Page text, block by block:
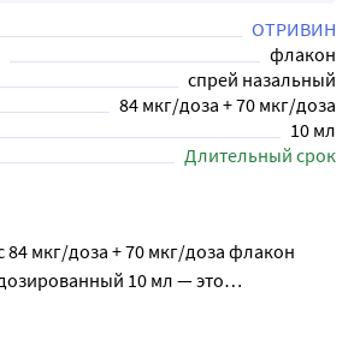
ОТРИВИН
флакон
спрей назальный
84 мкг/доза + 70 мкг/доза
10 мл
Длительный срок
мкг/доза + 70 мкг/доза флакон
10 мл — это
которое борется с 3